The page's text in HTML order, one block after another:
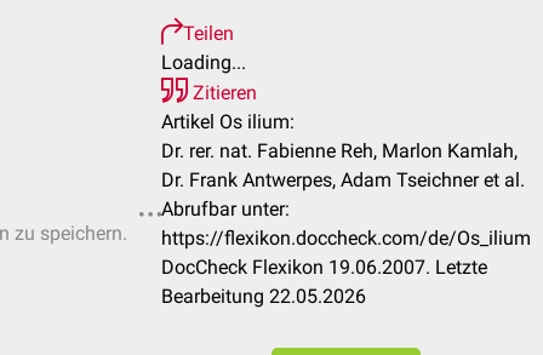
zu speichern.
Teilen
Loading...
Zitieren
Artikel Os ilium:
Dr. rer. nat. Fabienne Reh, Marlon Kamlah,
Dr. Frank Antwerpes, Adam Tseichner et al.
Abrufbar unter:
https://flexikon.doccheck.com/de/Os_ilium
DocCheck Flexikon 19.06.2007. Letzte
Bearbeitung 22.05.2026